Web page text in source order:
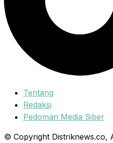
Tentang
Redaksi
Pedoman Media Siber
© Copyright Distriknews.co,